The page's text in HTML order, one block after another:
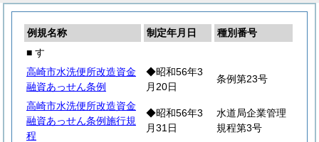
例規名称 制定年月日
種別番号
■ す
高崎市水洗便所改造資金
融資あっせん条例
◆昭和56年3
月20日
条例第23号
高崎市水洗便所改造資金
融資あっせん条例施行規
程
◆昭和56年3
月31日
水道局企業管理
規程第3号